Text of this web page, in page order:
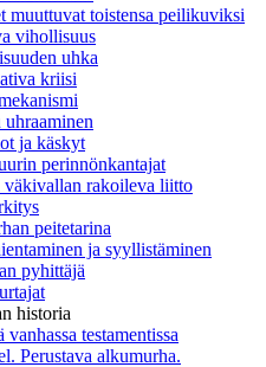
muuttuvat toistensa peilikuviksi
vihollisuus
uhka
kriisi
ja käskyt
perinnönkantajat
väkivallan rakoileva liitto
peitetarina
ja syyllistäminen
pyhittäjä
historia
testamentissa
Perustava alkumurha.